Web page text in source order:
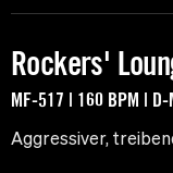
Rockers'
MF-517 | 160 BPM |
Aggressiver,